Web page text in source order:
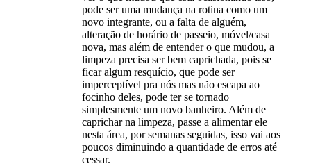
pode ser uma mudança na rotina como um
novo integrante, ou a falta de alguém,
alteração de horário de passeio, móvel/casa
nova, mas além de entender o que mudou, a
limpeza precisa ser bem caprichada, pois se
ficar algum resquício, que pode ser
imperceptível pra nós mas não escapa ao
focinho deles, pode ter se tornado
simplesmente um novo banheiro. Além de
caprichar na limpeza, passe a alimentar ele
nesta área, por semanas seguidas, isso vai aos
poucos diminuindo a quantidade de erros até
cessar.